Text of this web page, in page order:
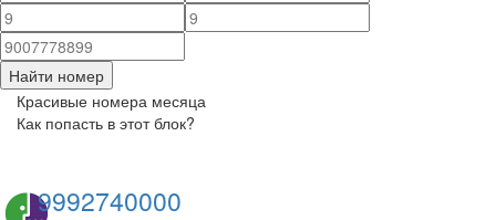
Найти номер
Красивые номера месяца
Как попасть в этот блок?
9992740000